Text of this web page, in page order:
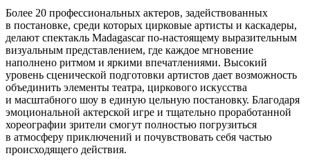
Более 20 профессиональных актеров, задействованных
в постановке, среди которых цирковые артисты и каскадеры,
делают спектакль Madagascar по-настоящему выразительным
визуальным представлением, где каждое мгновение
наполнено ритмом и яркими впечатлениями. Высокий
уровень сценической подготовки артистов дает возможность
объединить элементы театра, циркового искусства
и масштабного шоу в единую цельную постановку. Благодаря
эмоциональной актерской игре и тщательно проработанной
хореографии зрители смогут полностью погрузиться
в атмосферу приключений и почувствовать себя частью
происходящего действия.